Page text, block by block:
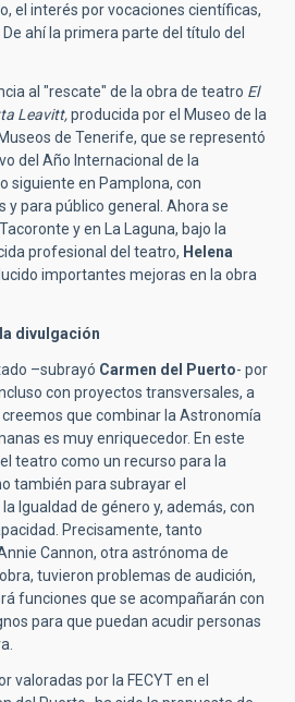
el interés por vocaciones científicas,
ahí la primera parte del título del
al "rescate" de la obra de teatro El
Leavitt,producida por el Museo de la
de Tenerife, que se representó
del Año Internacional de la
siguiente en Pamplona, con
y para público general. Ahora se
y en La Laguna, bajo la
profesional del teatro, Helena
importantes mejoras en la obra
divulgación
–subrayó Carmen del Puerto- por
con proyectos transversales, a
que combinar la Astronomía
es muy enriquecedor. En este
teatro como un recurso para la
también para subrayar el
Igualdad de género y, además, con
Precisamente, tanto
Cannon, otra astrónoma de
tuvieron problemas de audición,
funciones que se acompañarán con
para que puedan acudir personas
valoradas por la FECYT en el